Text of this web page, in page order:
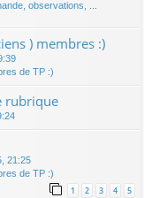
observations, ...
) membres :)
de TP :)
rubrique
21:25
de TP :)
1 2 3 4 5